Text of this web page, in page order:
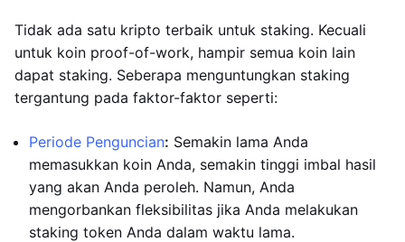
Tidak ada satu kripto terbaik untuk staking. Kecuali
untuk koin proof-of-work, hampir semua koin lain
dapat staking. Seberapa menguntungkan staking
tergantung pada faktor-faktor seperti:
Periode Penguncian: Semakin lama Anda
memasukkan koin Anda, semakin tinggi imbal hasil
yang akan Anda peroleh. Namun, Anda
mengorbankan fleksibilitas jika Anda melakukan
staking token Anda dalam waktu lama.